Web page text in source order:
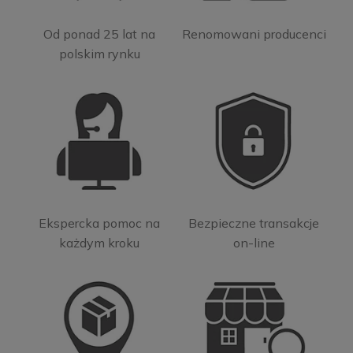
Od ponad 25 lat na
polskim rynku
Renomowani producenci
Ekspercka pomoc na
każdym kroku
Bezpieczne transakcje
on-line